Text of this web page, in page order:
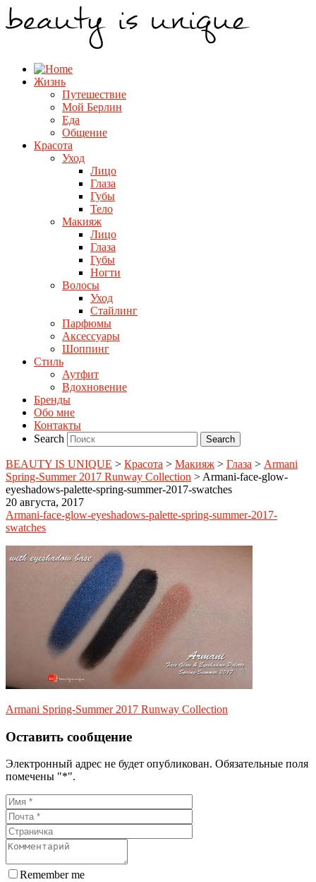
Жизнь
Путешествие
Мой Берлин
Еда
Общение
Красота
Уход
Лицо
Глаза
Губы
Тело
Макияж
Лицо
Глаза
Губы
Ногти
Волосы
Уход
Стайлинг
Парфюмы
Аксессуары
Шоппинг
Стиль
Аутфит
Вдохновение
Бренды
Обо мне
Контакты
Search
BEAUTY IS UNIQUE > Красота > Макияж > Глаза > Armani
Spring-Summer 2017 Runway Collection > Armani-face-glow-
eyeshadows-palette-spring-summer-2017-swatches
20 августа, 2017
Armani-face-glow-eyeshadows-palette-spring-summer-2017-
swatches
Armani Spring-Summer 2017 Runway Collection
Оставить сообщение
Электронный адрес не будет опубликован. Обязательные поля
помечены "*".
Remember me